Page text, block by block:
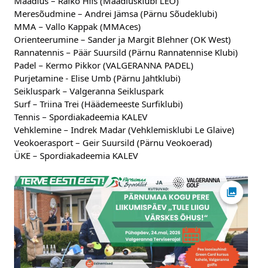
Meresõudmine – Andrei Jämsa (Pärnu Sõudeklubi)
MMA – Vallo Kappak (MMAces)
Orienteerumine – Sander ja Margit Blehner (OK West)
Rannatennis – Päär Suursild (Pärnu Rannatennise Klubi)
Padel – Kermo Pikkor (VALGERANNA PADEL)
Purjetamine - Elise Umb (Pärnu Jahtklubi)
Seikluspark – Valgeranna Seikluspark
Surf – Triina Trei (Häädemeeste Surfiklubi)
Tennis – Spordiakadeemia KALEV
Vehklemine – Indrek Madar (Vehklemisklubi Le Glaive)
Veokoerasport – Geir Suursild (Pärnu Veokoerad)
ÜKE – Spordiakadeemia KALEV
Ava